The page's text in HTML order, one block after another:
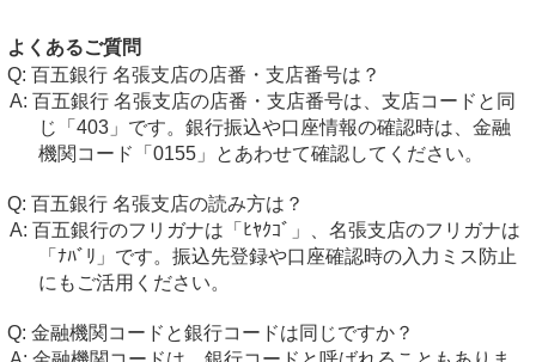
よくあるご質問
百五銀行 名張支店の店番・支店番号は？
百五銀行 名張支店の店番・支店番号は、支店コードと同
じ「403」です。銀行振込や口座情報の確認時は、金融
機関コード「0155」とあわせて確認してください。
百五銀行 名張支店の読み方は？
百五銀行のフリガナは「ﾋﾔｸｺﾞ」、名張支店のフリガナは
「ﾅﾊﾞﾘ」です。振込先登録や口座確認時の入力ミス防止
にもご活用ください。
金融機関コードと銀行コードは同じですか？